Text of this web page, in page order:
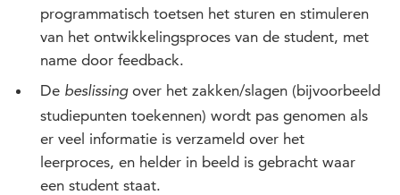
programmatisch toetsen het sturen en stimuleren
van het ontwikkelingsproces van de student, met
name door feedback.
De beslissingover het zakken/slagen (bijvoorbeeld
studiepunten toekennen) wordt pas genomen als
er veel informatie is verzameld over het
leerproces, en helder in beeld is gebracht waar
een student staat.